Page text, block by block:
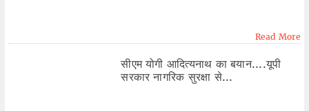
Read More
सीएम योगी आदित्यनाथ का बयान....यूपी
सरकार नागरिक सुरक्षा से...